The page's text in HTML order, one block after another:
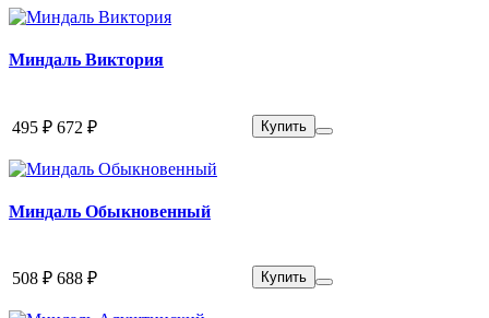
Миндаль Виктория
495 ₽ 672 ₽ Купить
Миндаль Обыкновенный
508 ₽ 688 ₽ Купить